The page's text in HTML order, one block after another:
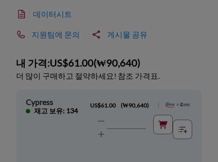
데이터시트
지원팀에 문의 게시물 공유
내 가격:US$61.00(₩90,640)
더 많이 구매하고 절약하세요! 참조 가격표.
Cypress
재고 보유: 134
US$61.00 (₩90,640)